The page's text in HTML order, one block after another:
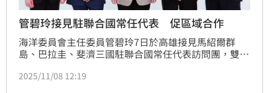
管碧玲接見駐聯合國常任代表 促區域合作
海洋委員會主任委員管碧玲7日於高雄接見馬紹爾群
島、巴拉圭、斐濟三國駐聯合國常任代表訪問團，雙方
進行交流，深化對台灣海洋治理經驗的認識，並拓展未
2025/11/08 12:19